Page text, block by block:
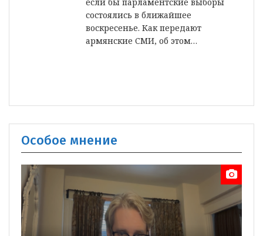
состоялись в ближайшее
воскресенье. Как передают
армянские СМИ, об этом…
Особое мнение